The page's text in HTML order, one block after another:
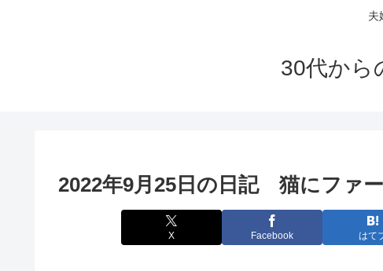
夫
30代から
2022年9月25日の日記 猫にファ
X Facebook はて